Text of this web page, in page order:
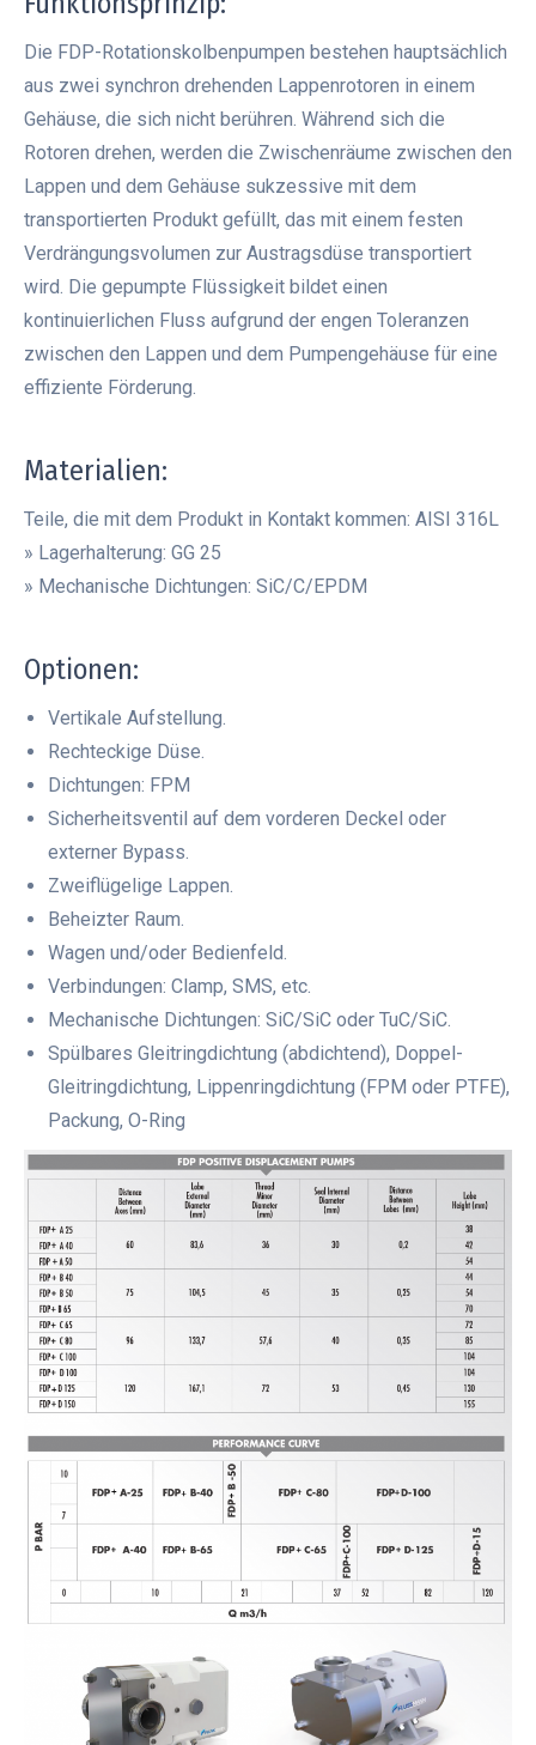
Die FDP-Rotationskolbenpumpen bestehen hauptsächlich
aus zwei synchron drehenden Lappenrotoren in einem
Gehäuse, die sich nicht berühren. Während sich die
Rotoren drehen, werden die Zwischenräume zwischen den
Lappen und dem Gehäuse sukzessive mit dem
transportierten Produkt gefüllt, das mit einem festen
Verdrängungsvolumen zur Austragsdüse transportiert
wird. Die gepumpte Flüssigkeit bildet einen
kontinuierlichen Fluss aufgrund der engen Toleranzen
zwischen den Lappen und dem Pumpengehäuse für eine
effiziente Förderung.
Materialien:
Teile, die mit dem Produkt in Kontakt kommen: AISI 316L
» Lagerhalterung: GG 25
» Mechanische Dichtungen: SiC/C/EPDM
Optionen:
Vertikale Aufstellung.
Rechteckige Düse.
Dichtungen: FPM
Sicherheitsventil auf dem vorderen Deckel oder
externer Bypass.
Zweiflügelige Lappen.
Beheizter Raum.
Wagen und/oder Bedienfeld.
Verbindungen: Clamp, SMS, etc.
Mechanische Dichtungen: SiC/SiC oder TuC/SiC.
Spülbares Gleitringdichtung (abdichtend), Doppel-
Gleitringdichtung, Lippenringdichtung (FPM oder PTFE),
Packung, O-Ring